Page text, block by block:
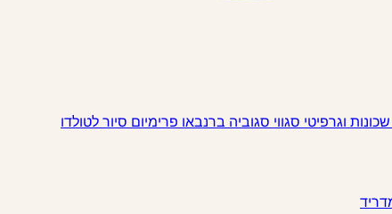
וגרפיטי סגווי סגוביה ברנבאו פרימיום סיור לטולדו